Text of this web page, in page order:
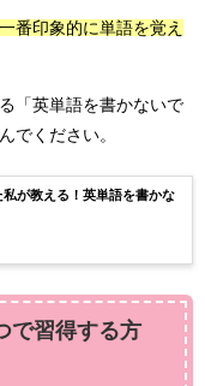
番印象的に単語を覚え
「英単語を書かないで
でください。
が教える！英単語を書かな
で習得する方